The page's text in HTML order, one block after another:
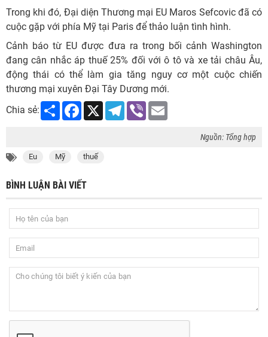
Trong khi đó, Đại diện Thương mại EU Maros Sefcovic đã có
cuộc gặp với phía Mỹ tại Paris để thảo luận tình hình.
Cảnh báo từ EU được đưa ra trong bối cảnh Washington
đang cân nhắc áp thuế 25% đối với ô tô và xe tải châu Âu,
động thái có thể làm gia tăng nguy cơ một cuộc chiến
thương mại xuyên Đại Tây Dương mới.
Chia sẻ:
Share Facebook
X Telegram
Viber
Nguồn: Tổng hợp
Eu Mỹ thuế
BÌNH LUẬN BÀI VIẾT